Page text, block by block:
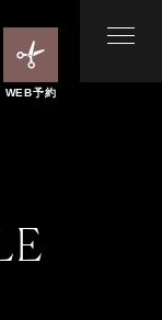
WEB予約